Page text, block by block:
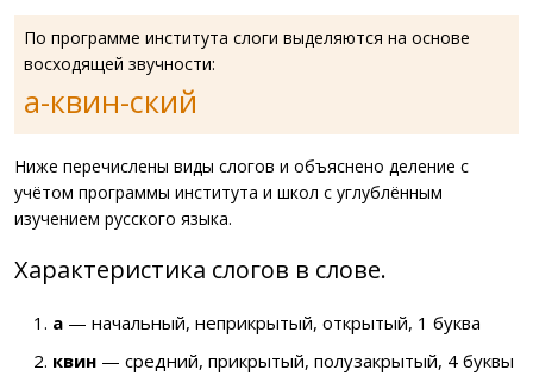
По программе института слоги выделяются на основе
восходящей звучности:
а-квин-ский
Ниже перечислены виды слогов и объяснено деление с
учётом программы института и школ с углублённым
изучением русского языка.
Характеристика слогов в слове.
а — начальный, неприкрытый, открытый, 1 буква
квин — средний, прикрытый, полузакрытый, 4 буквы